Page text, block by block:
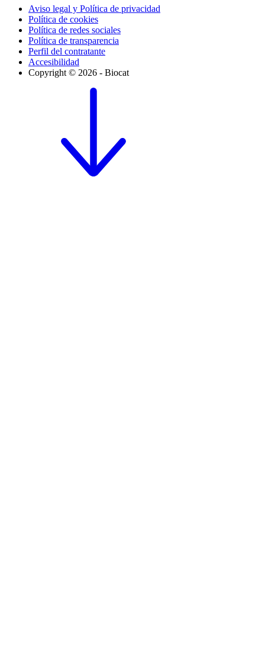
Aviso legal y Política de privacidad
Política de cookies
Política de redes sociales
Política de transparencia
Perfil del contratante
Accesibilidad
Copyright © 2026 - Biocat